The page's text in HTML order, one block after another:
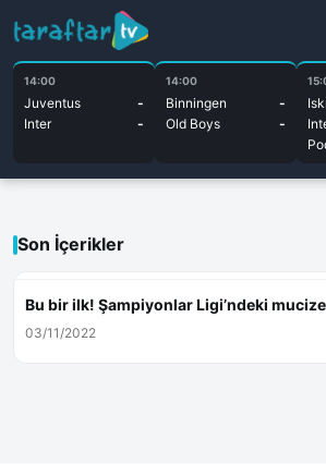
14:00
Juventus
-
Inter
-
14:00
Binningen
-
Old Boys
-
Son İçerikler
Bu bir ilk! Şampiyonlar Ligi’ndeki
03/11/2022